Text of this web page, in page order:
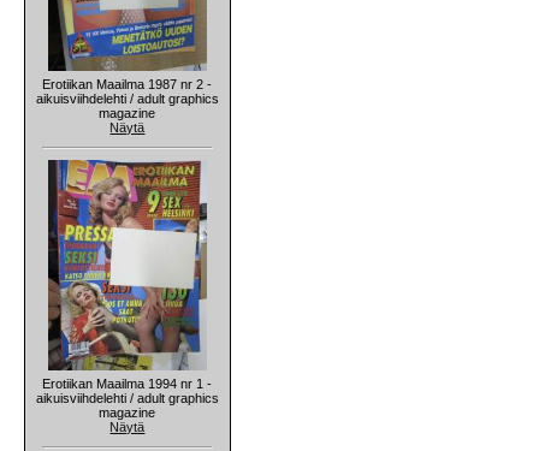
Erotiikan Maailma 1987 nr 2 -
aikuisviihdelehti / adult graphics
magazine
Näytä
Erotiikan Maailma 1994 nr 1 -
aikuisviihdelehti / adult graphics
magazine
Näytä